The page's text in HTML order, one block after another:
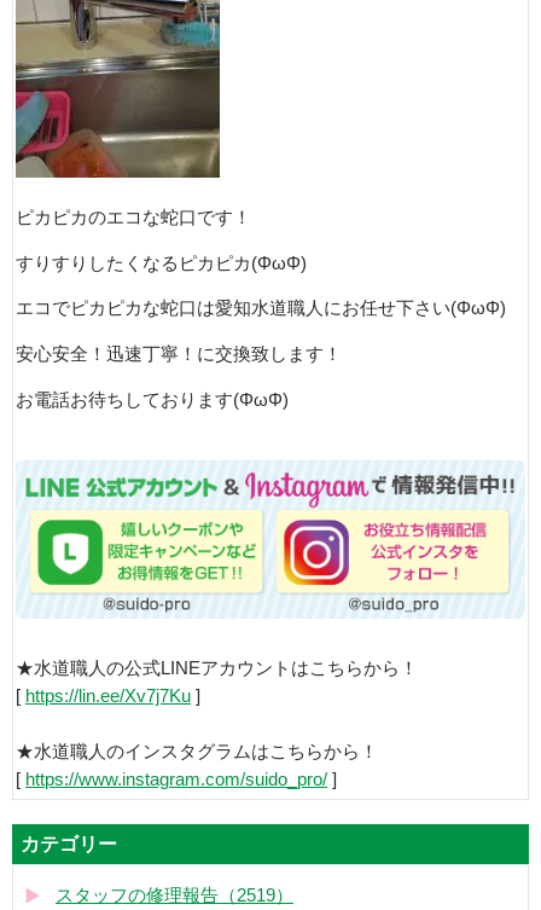
ピカピカのエコな蛇口です！
すりすりしたくなるピカピカ(ΦωΦ)
エコでピカピカな蛇口は愛知水道職人にお任せ下さい(ΦωΦ)
安心安全！迅速丁寧！に交換致します！
お電話お待ちしております(ΦωΦ)
★水道職人の公式LINEアカウントはこちらから！
[ https://lin.ee/Xv7j7Ku ]
★水道職人のインスタグラムはこちらから！
[ https://www.instagram.com/suido_pro/ ]
カテゴリー
スタッフの修理報告（2519）